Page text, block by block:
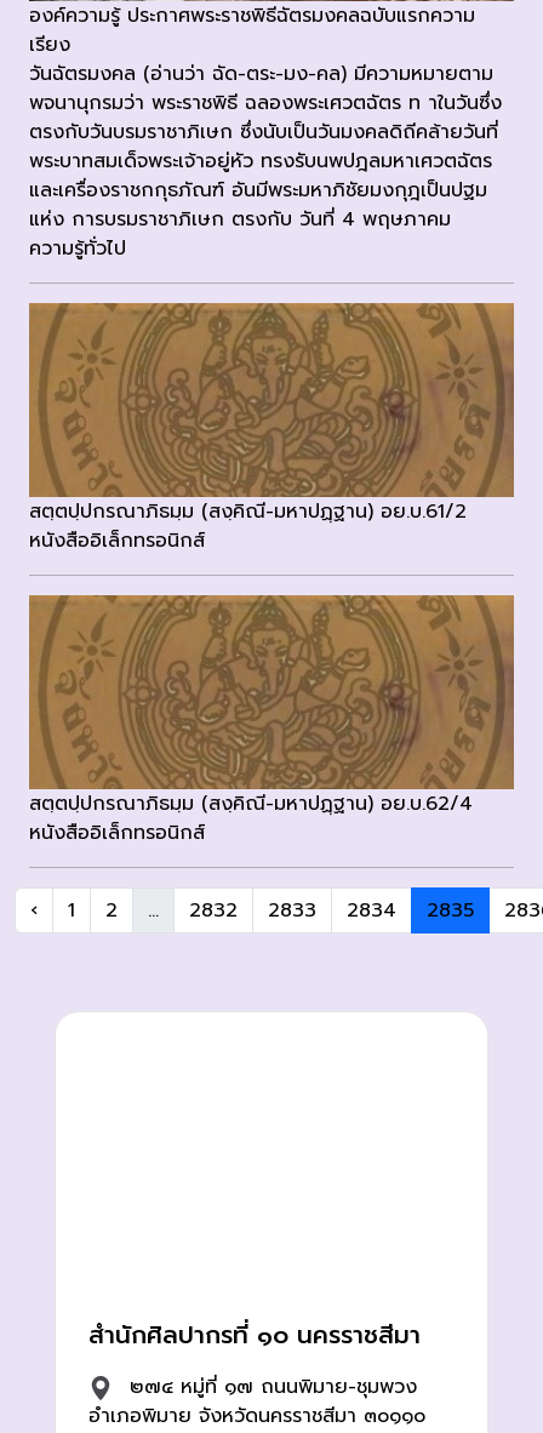
องค์ความรู้ ประกาศพระราชพิธีฉัตรมงคลฉบับแรกความ
เรียง
วันฉัตรมงคล (อ่านว่า ฉัด-ตระ-มง-คล) มีความหมายตาม
พจนานุกรมว่า พระราชพิธี ฉลองพระเศวตฉัตร ท าในวันซึ่ง
ตรงกับวันบรมราชาภิเษก ซึ่งนับเป็นวันมงคลดิถีคล้ายวันที่
พระบาทสมเด็จพระเจ้าอยู่หัว ทรงรับนพปฎลมหาเศวตฉัตร
และเครื่องราชกกุธภัณฑ์ อันมีพระมหาภิชัยมงกุฎเป็นปฐม
แห่ง การบรมราชาภิเษก ตรงกับ วันที่ 4 พฤษภาคม
ความรู้ทั่วไป
สตฺตปฺปกรณาภิธมฺม (สงฺคิณี-มหาปฏฺฐาน) อย.บ.61/2
หนังสืออิเล็กทรอนิกส์
สตฺตปฺปกรณาภิธมฺม (สงฺคิณี-มหาปฏฺฐาน) อย.บ.62/4
หนังสืออิเล็กทรอนิกส์
‹ 1 2 ... 2832 2833 2834 2835
สำนักศิลปากรที่ ๑๐ นครราชสีมา
๒๗๔ หมู่ที่ ๑๗ ถนนพิมาย-ชุมพวง
อำเภอพิมาย จังหวัดนครราชสีมา ๓๐๑๑๐